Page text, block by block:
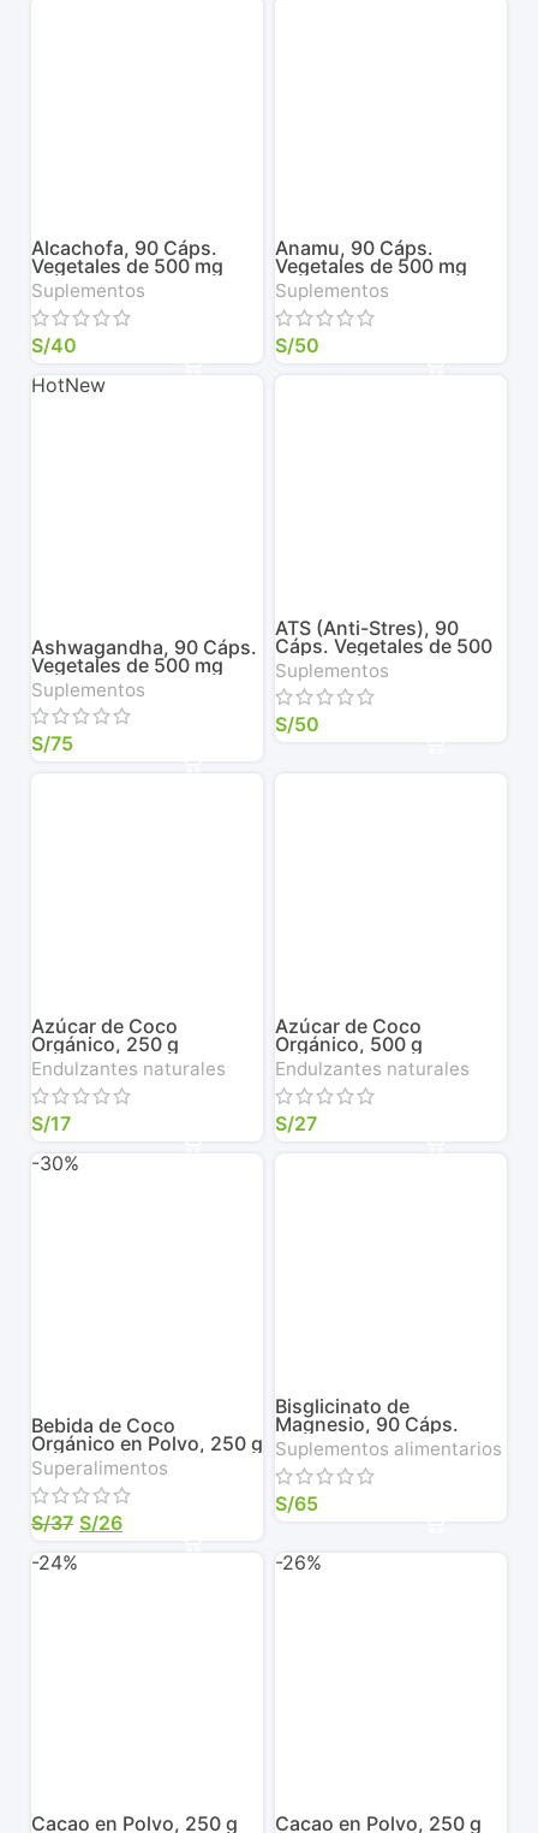
Alcachofa, 90 Cáps.
Vegetales de 500 mg
Suplementos
S/40
Anamu, 90 Cáps.
Vegetales de 500 mg
Suplementos
S/50
HotNew
Ashwagandha, 90 Cáps.
Vegetales de 500 mg
Suplementos
S/75
ATS (Anti-Stres), 90
Cáps. Vegetales de 500
mg
Suplementos
S/50
Azúcar de Coco
Orgánico, 250 g
Endulzantes naturales
S/17
Azúcar de Coco
Orgánico, 500 g
Endulzantes naturales
S/27
-30%
Bebida de Coco
Orgánico en Polvo, 250 g
(En envase
biodegradable)
Superalimentos
S/37 S/26
Bisglicinato de
Magnesio, 90 Cáps.
Vegetales de 500 mg
Suplementos alimentarios
S/65
-24%
Cacao en Polvo, 250 g
-26%
Cacao en Polvo, 250 g